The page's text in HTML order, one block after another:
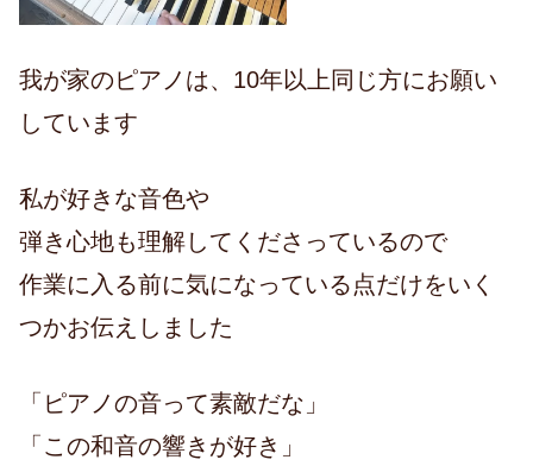
我が家のピアノは、10年以上同じ方にお願い
しています
私が好きな音色や
弾き心地も理解してくださっているので
作業に入る前に気になっている点だけをいく
つかお伝えしました
「ピアノの音って素敵だな」
「この和音の響きが好き」